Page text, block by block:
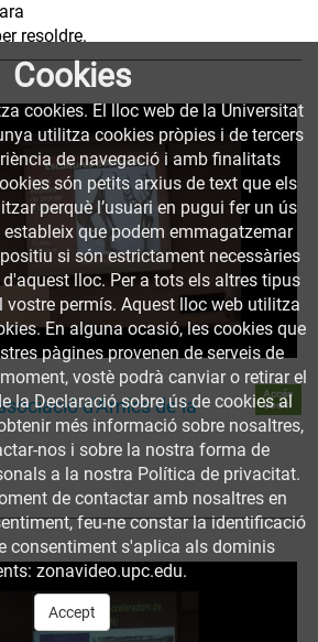
resoldre.
d'Amics de la
Accés
obert
Cookies
cookies. El lloc web de la Universitat
utilitza cookies pròpies i de tercers
de navegació i amb finalitats
són petits arxius de text que els
perquè l’usuari en pugui fer un ús
que podem emmagatzemar
si són estrictament necessàries
lloc. Per a tots els altres tipus
vostre permís. Aquest lloc web utilitza
En alguna ocasió, les cookies que
pàgines provenen de serveis de
vostè podrà canviar o retirar el
la Declaració sobre ús de cookies al
més informació sobre nosaltres,
nos i sobre la nostra forma de
a la nostra Política de privacitat.
de contactar amb nosaltres en
feu-ne constar la identificació
consentiment s'aplica als dominis
zonavideo.upc.edu.
Accept